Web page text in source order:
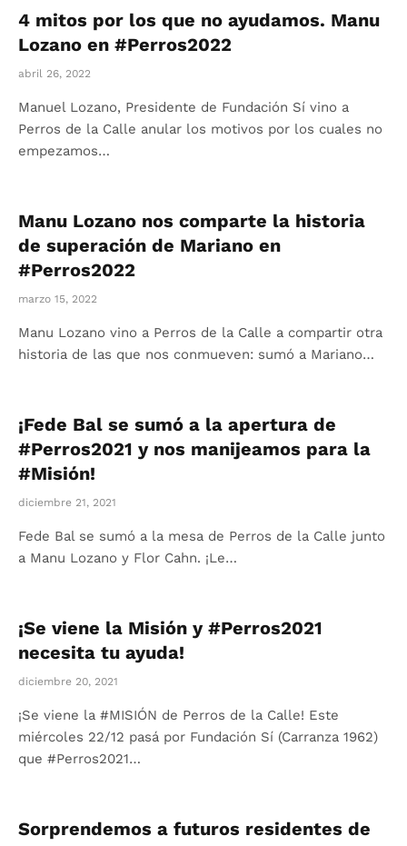
4 mitos por los que no ayudamos. Manu
Lozano en #Perros2022
abril 26, 2022
Manuel Lozano, Presidente de Fundación Sí vino a
Perros de la Calle anular los motivos por los cuales no
empezamos…
Manu Lozano nos comparte la historia
de superación de Mariano en
#Perros2022
marzo 15, 2022
Manu Lozano vino a Perros de la Calle a compartir otra
historia de las que nos conmueven: sumó a Mariano…
¡Fede Bal se sumó a la apertura de
#Perros2021 y nos manijeamos para la
#Misión!
diciembre 21, 2021
Fede Bal se sumó a la mesa de Perros de la Calle junto
a Manu Lozano y Flor Cahn. ¡Le…
¡Se viene la Misión y #Perros2021
necesita tu ayuda!
diciembre 20, 2021
¡Se viene la #MISIÓN de Perros de la Calle! Este
miércoles 22/12 pasá por Fundación Sí (Carranza 1962)
que #Perros2021…
Sorprendemos a futuros residentes de